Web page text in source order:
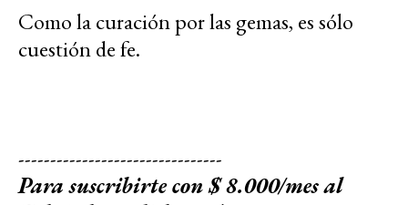
Como la curación por las gemas, es sólo
cuestión de fe.
--------------------------------
Para suscribirte con $ 8.000/mes al